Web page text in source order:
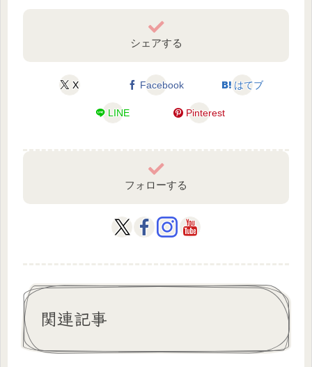
シェアする
X Facebook はてブ
LINE Pinterest
フォローする
関連記事